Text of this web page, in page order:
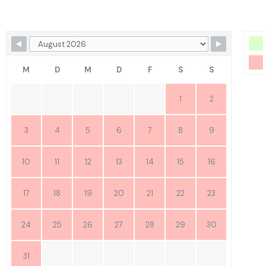
M D M D F S S
1 2
3 4 5 6 7 8 9
10 11 12 13 14 15 16
17 18 19 20 21 22 23
24 25 26 27 28 29 30
31